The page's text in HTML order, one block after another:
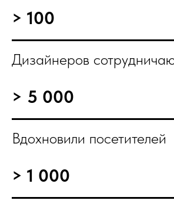
> 100
Дизайнеров
> 5 000
Вдохновили посетителей
> 1 000